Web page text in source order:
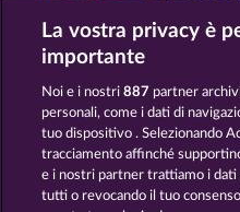
Fancy Fruits RoAR
Fruit Love
La vostra privacy è
importante
Noi e i nostri887 partner
personali, come i dati di
tuo dispositivo . Selezionando
tracciamento affinché
e i nostri partner trattiamo i dati
tutti o revocando il tuo